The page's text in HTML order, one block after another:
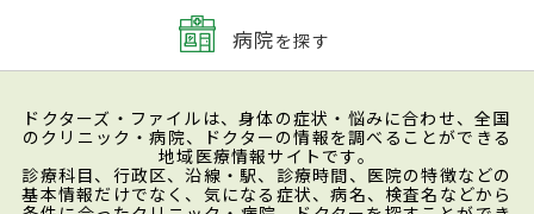
病院を探す
ドクターズ・ファイルは、身体の症状・悩みに合わせ、全国
のクリニック・病院、ドクターの情報を調べることができる
地域医療情報サイトです。
診療科目、行政区、沿線・駅、診療時間、医院の特徴などの
基本情報だけでなく、気になる症状、病名、検査名などから